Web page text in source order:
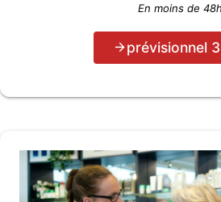
En moins de 48h
prévisionnel